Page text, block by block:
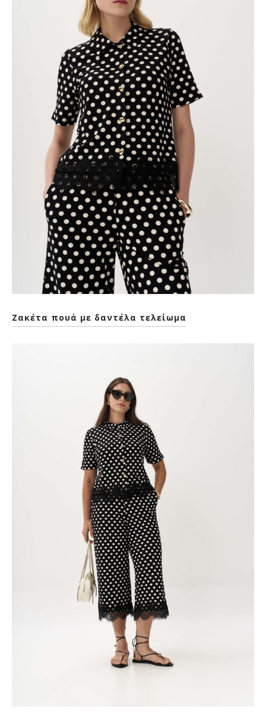
Ζακέτα πουά με δαντέλα τελείωμα